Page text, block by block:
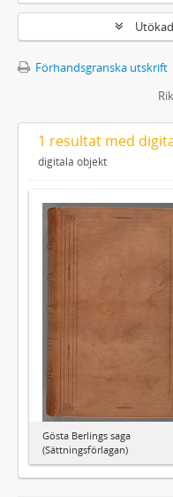
Förhandsgranska utskrift
1 resultat med
digitala objekt
Gösta Berlings saga
(Sättningsförlagan)